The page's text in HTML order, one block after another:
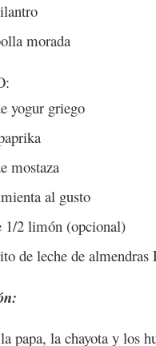
morada
yogur griego
mostaza
al gusto
1/2 limón (opcional)
de leche de
papa, la chayota y los